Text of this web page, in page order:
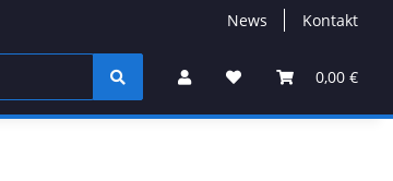
News Kontakt
0,00 €